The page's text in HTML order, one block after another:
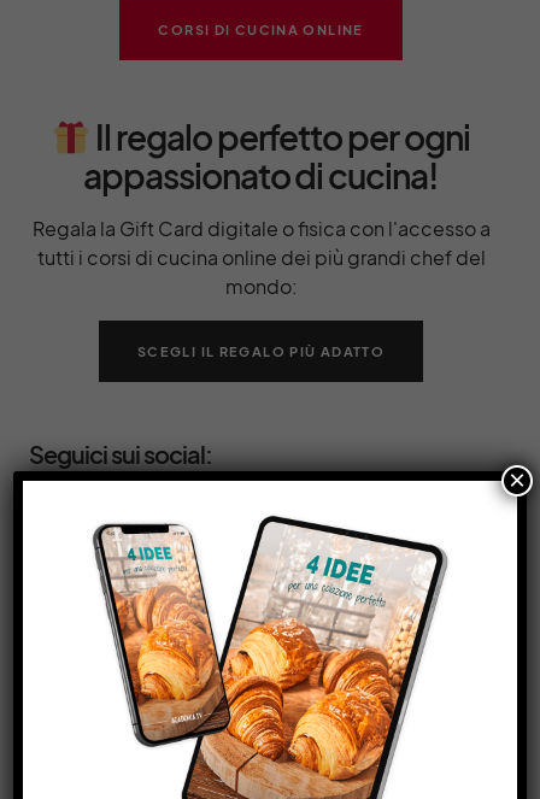
CORSI DI CUCINA ONLINE
Il regalo perfetto per ogni
appassionato di cucina!
Regala la Gift Card digitale o fisica con l'accesso a
tutti i corsi di cucina online dei più grandi chef del
mondo:
SCEGLI IL REGALO PIÙ ADATTO
Seguici sui social:
50
Nuovi articoli
Pomodori: guida alla scelta per ogni ricetta
Non tutti i pomodori sono uguali, e scegliere i
pomodori giusti per ogni ricetta
5 minute read
×